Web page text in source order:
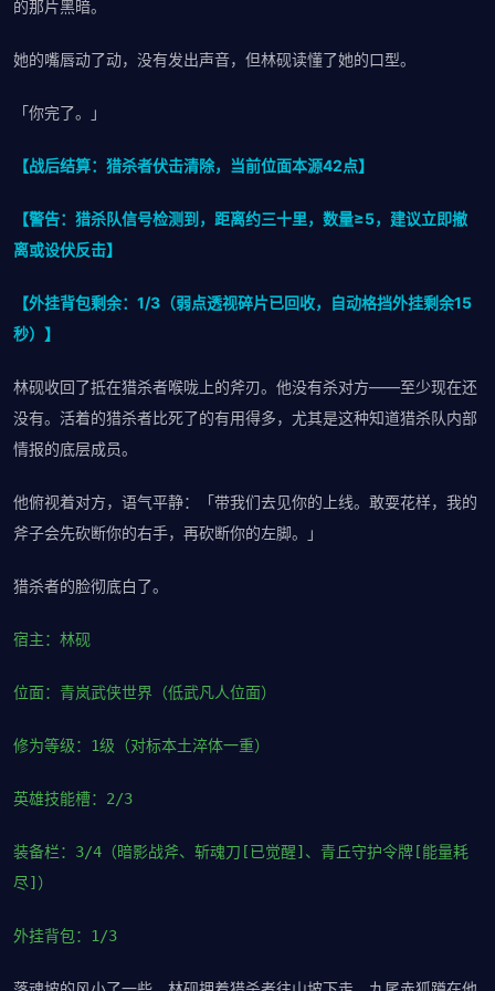
的那片黑暗。
她的嘴唇动了动，没有发出声音，但林砚读懂了她的口型。
「你完了。」
【战后结算：猎杀者伏击清除，当前位面本源42点】
【警告：猎杀队信号检测到，距离约三十里，数量≥5，建议立即撤
离或设伏反击】
【外挂背包剩余：1/3（弱点透视碎片已回收，自动格挡外挂剩余15
秒）】
林砚收回了抵在猎杀者喉咙上的斧刃。他没有杀对方——至少现在还
没有。活着的猎杀者比死了的有用得多，尤其是这种知道猎杀队内部
情报的底层成员。
他俯视着对方，语气平静：「带我们去见你的上线。敢耍花样，我的
斧子会先砍断你的右手，再砍断你的左脚。」
猎杀者的脸彻底白了。
宿主：林砚
位面：青岚武侠世界（低武凡人位面）
修为等级：1级（对标本土淬体一重）
英雄技能槽：2/3
装备栏：3/4（暗影战斧、斩魂刀[已觉醒]、青丘守护令牌[能量耗
尽]）
外挂背包：1/3